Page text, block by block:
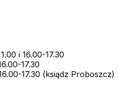
i 16.00-17.30
17.30
17.30 (ksiądz Proboszcz)